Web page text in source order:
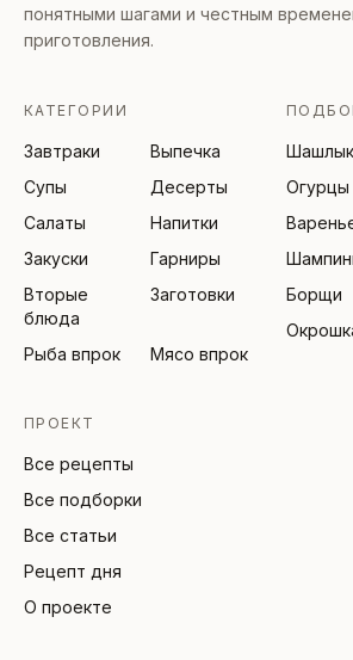
понятными шагами и честным
приготовления.
КАТЕГОРИИ
Завтраки
Выпечка
Супы
Десерты
Салаты
Напитки
Закуски
Гарниры
Вторые
блюда
Заготовки
Рыба впрок Мясо впрок
Огурцы
Борщи
ПРОЕКТ
Все рецепты
Все подборки
Все статьи
Рецепт дня
О проекте